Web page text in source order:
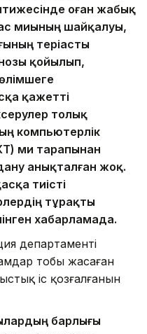
оған жабық
миының шайқалуы,
теріасты
қойылып,
қажетті
толық
компьютерлік
ми тарапынан
анықталған жоқ.
тиісті
тұрақты
хабарламада.
департаменті
тобы жасаған
іс қозғалғанын
барлығы